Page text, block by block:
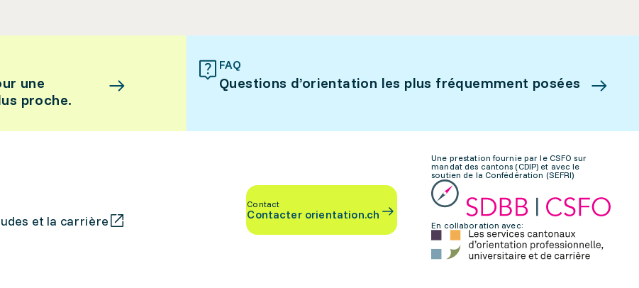
une
proche.
FAQ
Questions d’orientation les plus fréquemment posées
et la carrière
Contact
Contacter orientation.ch
Une prestation fournie par le CSFO sur
mandat des cantons (CDIP) et avec le
soutien de la Confédération (SEFRI)
En collaboration avec: